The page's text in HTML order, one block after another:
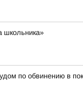
школьника»
по обвинению в